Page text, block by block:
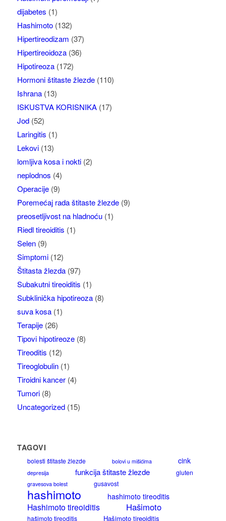
dijabetes (1)
Hashimoto(132)
Hipertireodizam (37)
Hipertireoidoza(36)
Hipotireoza(172)
Hormoni štitaste žlezde(110)
Ishrana(13)
ISKUSTVA KORISNIKA(17)
Jod(52)
Laringitis (1)
Lekovi(13)
lomljiva kosa i nokti(2)
neplodnos (4)
Operacije(9)
Poremećaj rada štitaste žlezde(9)
preosetljivost na hladnoću(1)
Riedl tireoiditis (1)
Selen(9)
Simptomi(12)
Štitasta žlezda(97)
Subakutni tireoiditis (1)
Subklinička hipotireoza(8)
suva kosa(1)
Terapije(26)
Tipovi hipotireoze(8)
Tireoditis (12)
Tireoglobulin(1)
Tiroidni kancer(4)
Tumori(8)
Uncategorized(15)
TAGOVI
bolesti štitaste žlezde bolovi u mišićima cink
depresija funkcija štitaste žlezde gluten
gravesova bolest gusavost
hashimoto hashimoto tireoditis
Hashimoto tireoiditis Hašimoto
hašimoto tireoditis Hašimoto tireoiditis